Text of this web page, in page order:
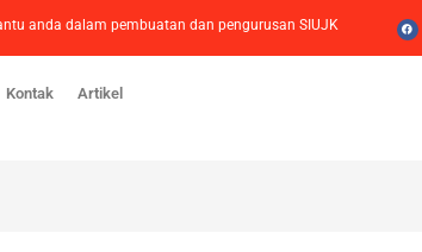
anda dalam pembuatan dan pengurusan SIUJK
Kontak Artikel